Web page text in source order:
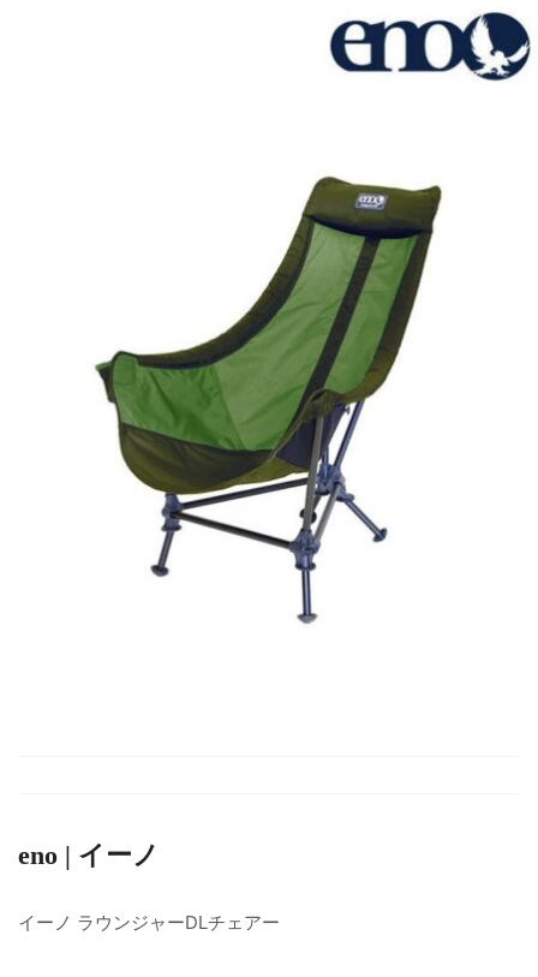
eno | イーノ
イーノ ラウンジャーDLチェアー